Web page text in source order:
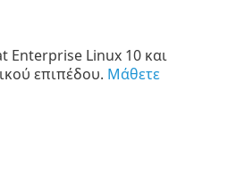
Enterprise Linux 10 και
επιπέδου. Μάθετε